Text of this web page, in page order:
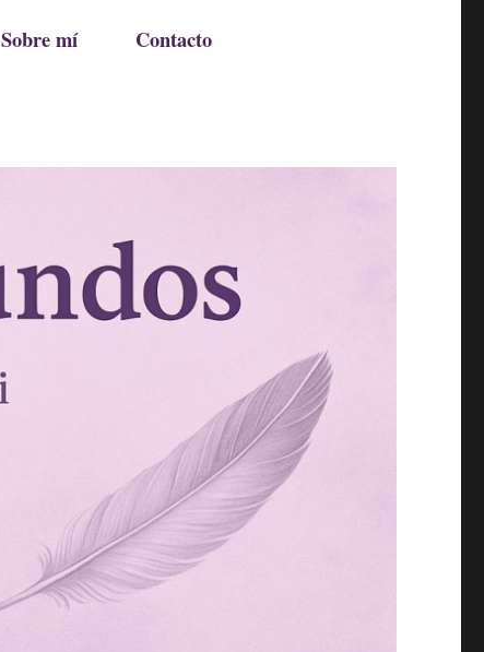
Sobre mí Contacto